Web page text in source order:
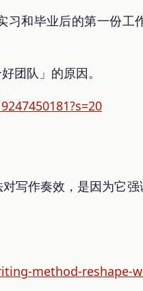
和毕业后的第一份工
团队」的原因。
写作奏效，是因为它
method-reshape-